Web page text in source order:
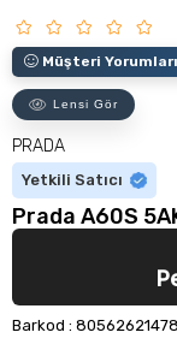
Müşteri
Lensi Gör
PRADA
Yetkili Satıcı
Prada A60S
Barkod :